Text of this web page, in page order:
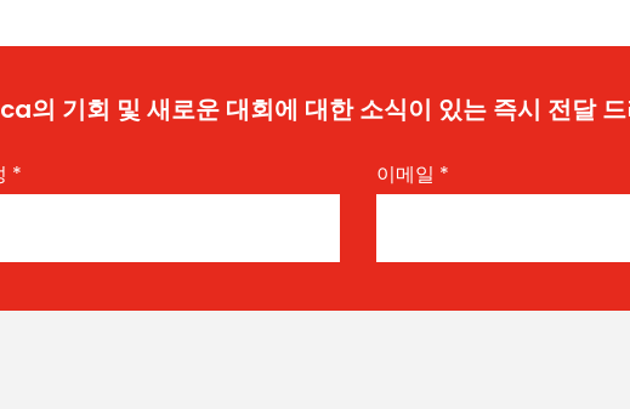
의 기회 및 새로운 대회에 대한 소식이 있는 즉시 전달
* 이메일 *